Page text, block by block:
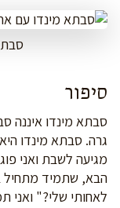
סיפור
סבתא מינדו איננה
גרה. סבתא מינדו
מגיעה לשבת ואני
הבא, שתמיד מתחיל
לאחותי שלי?" ואני